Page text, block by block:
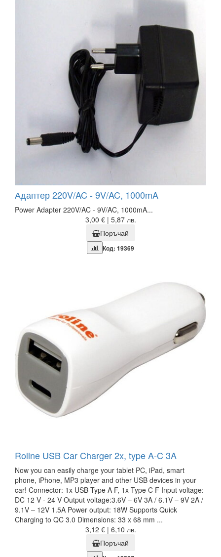
Адаптер 220V/AC - 9V/AC, 1000mA
Power Adapter 220V/AC - 9V/AC, 1000mA...
3,00 € | 5,87 лв.
Поръчай
Код: 19369
Roline USB Car Charger 2x, type A-C 3A
Now you can easily charge your tablet PC, iPad, smart
phone, iPhone, MP3 player and other USB devices in your
car! Connector: 1x USB Type A F, 1x Type C F Input voltage:
DC 12 V - 24 V Output voltage:3.6V – 6V 3A / 6.1V – 9V 2A /
9.1V – 12V 1.5A Power output: 18W Supports Quick
Charging to QC 3.0 Dimensions: 33 x 68 mm ...
3,12 € | 6,10 лв.
Поръчай